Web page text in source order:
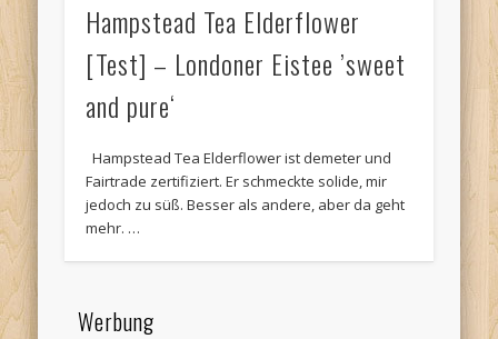
Hampstead Tea Elderflower
[Test] – Londoner Eistee ’sweet
and pure‘
Hampstead Tea Elderflower ist demeter und
Fairtrade zertifiziert. Er schmeckte solide, mir
jedoch zu süß. Besser als andere, aber da geht
mehr. …
Werbung